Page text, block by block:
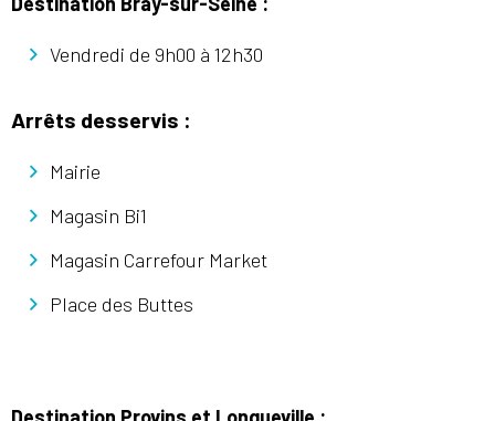
Vendredi de 9h00 à 12h30
Arrêts desservis :
Mairie
Magasin Bi1
Magasin Carrefour Market
Place des Buttes